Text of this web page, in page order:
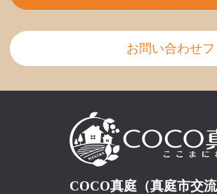
お問い合わせ
COCO真庭（真庭市交流